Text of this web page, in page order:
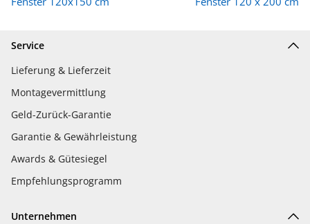
Service
Lieferung & Lieferzeit
Montagevermittlung
Geld-Zurück-Garantie
Garantie & Gewährleistung
Awards & Gütesiegel
Empfehlungsprogramm
Unternehmen